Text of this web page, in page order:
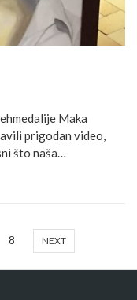
Maka
prigodan video,
što naša…
8 NEXT